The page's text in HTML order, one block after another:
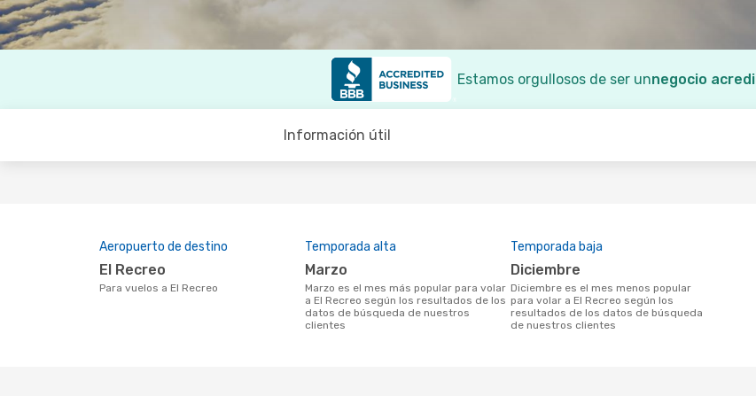
Estamos orgullosos de ser unnegocio
Información útil
Aeropuerto de destino
El Recreo
Para vuelos a El Recreo
Temporada alta
marzo
marzo es el mes más popular para volar
a El Recreo según los resultados de los
datos de búsqueda de nuestros
clientes
Temporada baja
diciembre
diciembre es el mes menos popular
para volar a El Recreo según los
resultados de los datos de búsqueda
de nuestros clientes